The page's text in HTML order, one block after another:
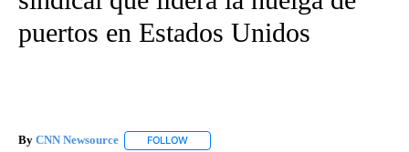
puertos en Estados Unidos
By CNN Newsource FOLLOW